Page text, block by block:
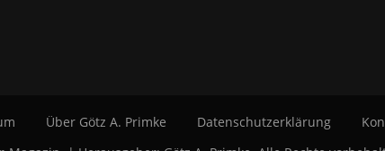
Über Götz A. Primke Datenschutzerklärung